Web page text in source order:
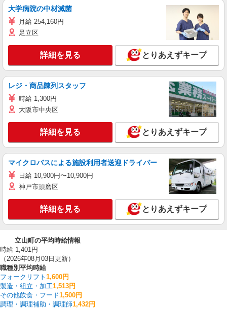
大学病院の中材滅菌
月給 254,160円
足立区
詳細を見る とりあえずキープ
レジ・商品陳列スタッフ
時給 1,300円
大阪市中央区
詳細を見る とりあえずキープ
マイクロバスによる施設利用者送迎ドライバー
日給 10,900円〜10,900円
神戸市須磨区
詳細を見る とりあえずキープ
立山町の平均時給情報
時給 1,401円
（2026年08月03日更新）
職種別平均時給
フォークリフト 1,600円
製造・組立・加工1,513円
その他飲食・フード1,500円
調理・調理補助・調理師1,432円